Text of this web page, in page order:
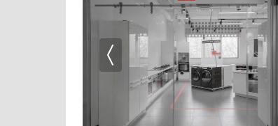
Мясорубки
Обогреватели
Очистители воздуха
Пароварки
Паровые шкафы для одежды
Парогенераторы
Schaub Lorenz
Siemens
Smeg
Teka
V-ZUG
VARD